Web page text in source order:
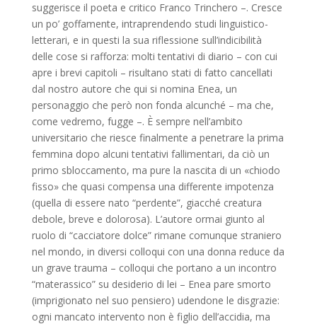
suggerisce il poeta e critico Franco Trinchero –. Cresce
un po’ goffamente, intraprendendo studi linguistico-
letterari, e in questi la sua riflessione sull’indicibilità
delle cose si rafforza: molti tentativi di diario – con cui
apre i brevi capitoli – risultano stati di fatto cancellati
dal nostro autore che qui si nomina Enea, un
personaggio che però non fonda alcunché – ma che,
come vedremo, fugge –. È sempre nell’ambito
universitario che riesce finalmente a penetrare la prima
femmina dopo alcuni tentativi fallimentari, da ciò un
primo sbloccamento, ma pure la nascita di un «chiodo
fisso» che quasi compensa una differente impotenza
(quella di essere nato “perdente”, giacché creatura
debole, breve e dolorosa). L’autore ormai giunto al
ruolo di “cacciatore dolce” rimane comunque straniero
nel mondo, in diversi colloqui con una donna reduce da
un grave trauma – colloqui che portano a un incontro
“materassico” su desiderio di lei – Enea pare smorto
(imprigionato nel suo pensiero) udendone le disgrazie:
ogni mancato intervento non è figlio dell’accidia, ma